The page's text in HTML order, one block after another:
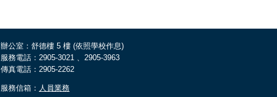
辦公室：舒德樓 5 樓 (依照學校作息)
服務電話：2905-3021 、2905-3963
傳真電話：2905-2262
服務信箱： 人員業務